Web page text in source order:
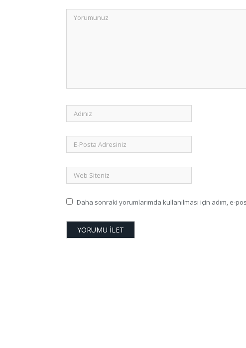
Daha sonraki yorumlarımda kullanılması için adım, e-